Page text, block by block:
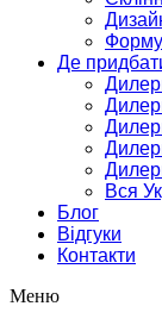
Де
Вся
Блог
Відгуки
Контакти
Меню